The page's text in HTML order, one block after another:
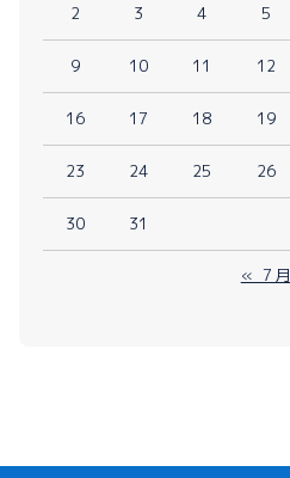
2 3 4 5
9 10 11 12
16 17 18 19
23 24 25 26
30 31
« 7月